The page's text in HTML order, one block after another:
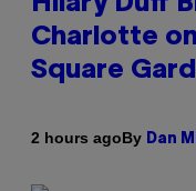
Charlotte
Square
2 hours agoBy Dan